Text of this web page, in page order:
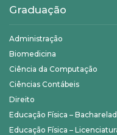
Graduação
Administração
Biomedicina
Ciência da Computação
Ciências Contábeis
Direito
Educação Física –
Educação Física –